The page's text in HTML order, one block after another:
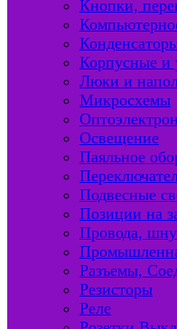
Кнопки,
Корпусные и
Люки и
Микросхемы
Освещение
Паяльное
Подвесные
Позиции на
Провода,
Разъемы,
Резисторы
Реле